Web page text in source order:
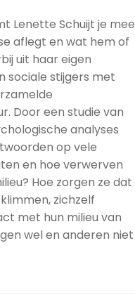
Lenette Schuijt je mee
aflegt en wat hem of
uit haar eigen
sociale stijgers met
Door een studie van
analyses
op vele
en hoe verwerven
Hoe zorgen ze dat
zichzelf
met hun milieu van
wel en anderen niet